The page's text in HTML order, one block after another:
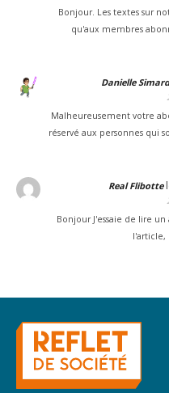
Bonjour. Les textes sur
qu'aux membres
Danielle Simard
Malheureusement votre
réservé aux personnes qui
Real Flibotte
Bonjour J'essaie de lire
l'article,